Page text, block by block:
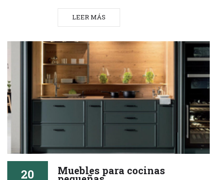
LEER MÁS
20 Muebles para cocinas